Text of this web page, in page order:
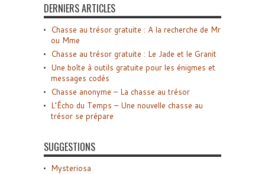
DERNIERS ARTICLES
Chasse au trésor gratuite : A la recherche de Mr
ou Mme
Chasse au trésor gratuite : Le Jade et le Granit
Une boîte à outils gratuite pour les énigmes et
messages codés
Chasse anonyme – La chasse au trésor
L’Écho du Temps – Une nouvelle chasse au
trésor se prépare
SUGGESTIONS
Mysteriosa